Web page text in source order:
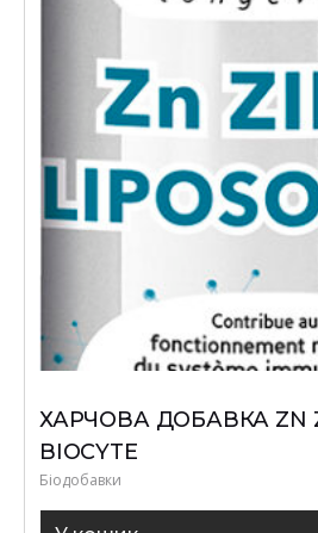
ХАРЧОВА ДОБАВКА ZN
BIOCYTE
Біодобавки